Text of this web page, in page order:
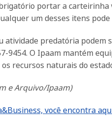
portar a
um desses itens
atividade predatória
9454. O Ipaam mantém
recursos naturais do
e Arquivo/Ipaam)
você encontra